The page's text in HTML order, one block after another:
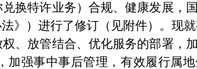
换特许业务）合规、健康发展，
》）进行了修订（见附件）。现就
、放管结合、优化服务的部署，
强事中事后管理，有效履行属